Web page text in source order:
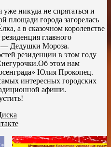
никуда не спрятаться и
площади города загорелась
а в сказочном королевстве
главного
— Дедушки Мороза.
резиденции в этом году
этом нам
Юлия Прокопец.
интересных городских
афиши.